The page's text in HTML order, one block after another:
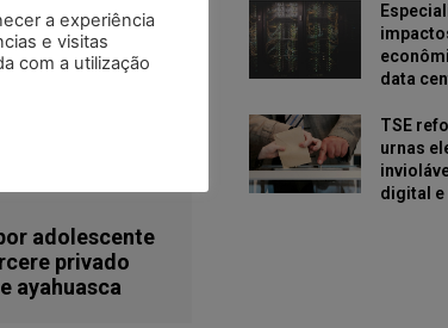
adolescente
privado
ayahuasca
data
TSE
urnas
digital e
a experiência
e visitas
com a utilização